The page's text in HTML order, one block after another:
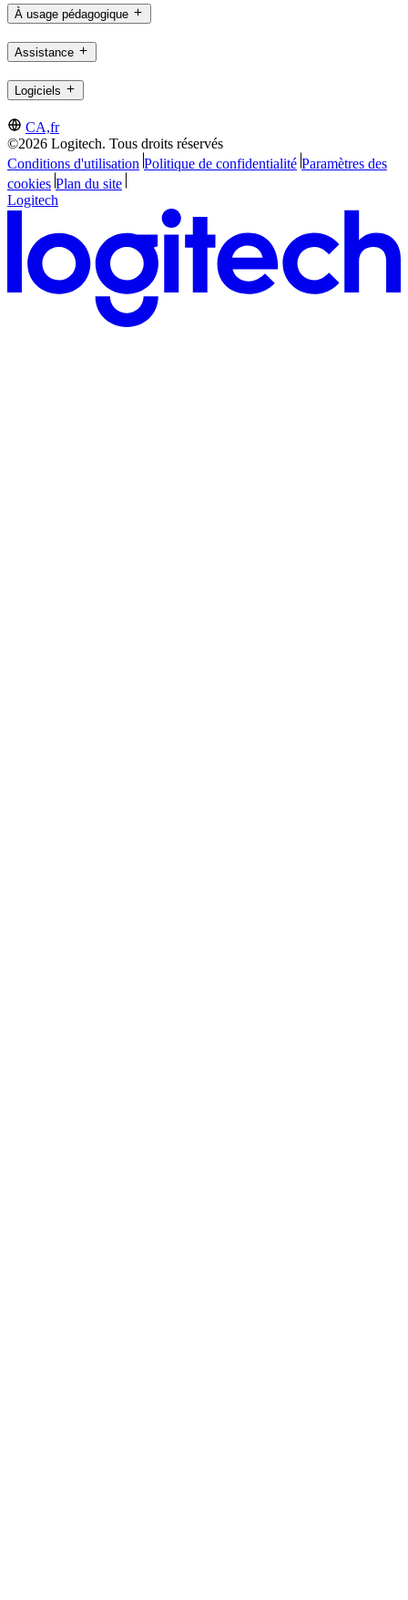
À usage pédagogique
Assistance
Logiciels
CA,fr
©2026 Logitech. Tous droits réservés
Conditions d'utilisation Politique de confidentialité Paramètres des
cookies Plan du site
Logitech